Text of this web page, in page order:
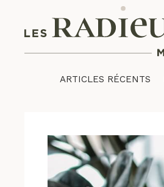
ARTICLES RÉCENTS